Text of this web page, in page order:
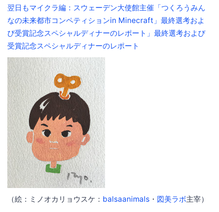
翌日もマイクラ編：スウェーデン大使館主催「つくろうみん
なの未来都市コンペティションin Minecraft」最終選考およ
び受賞記念スペシャルディナーのレポート」最終選考および
受賞記念スペシャルディナーのレポート
（絵：ミノオカリョウスケ： balsaanimals ・ 図美ラボ主宰）